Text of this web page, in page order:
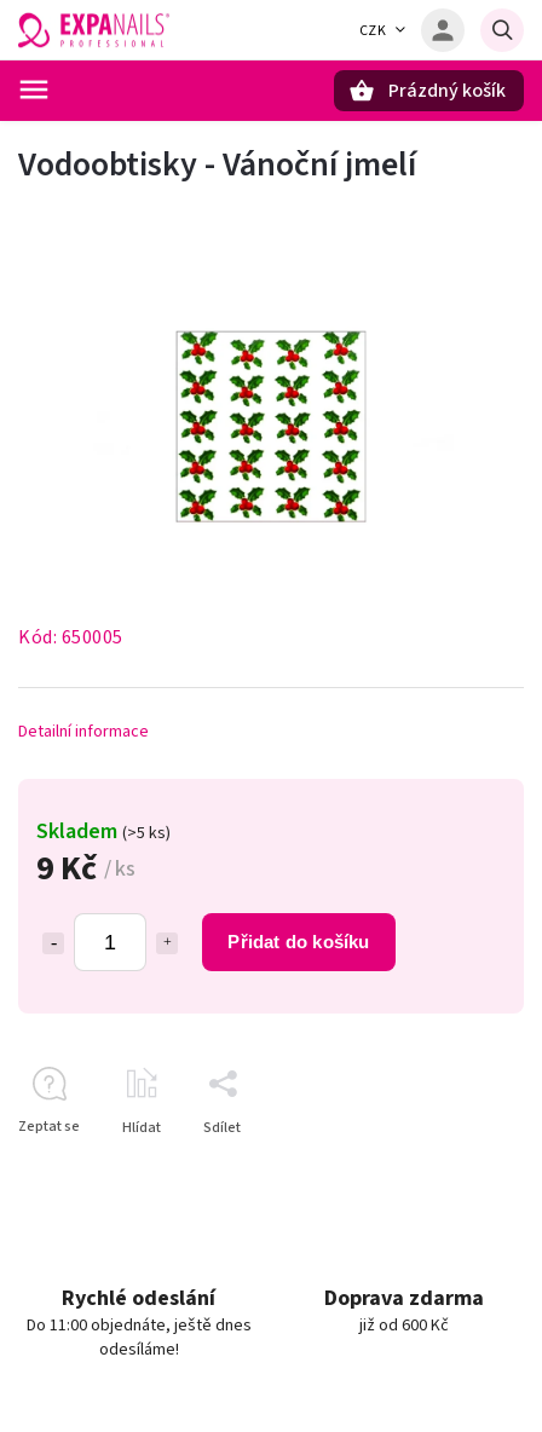
CZK
Prázdný košík
Vodoobtisky - Vánoční jmelí
Kód: 650005
9 Kč / ks
Přidat do košíku
Skladem (>5 ks)
Detailní informace
Zeptat se Hlídat Sdílet
Rychlé odeslání
Do 11:00 objednáte, ještě dnes
odesíláme!
Doprava zdarma
již od 600 Kč